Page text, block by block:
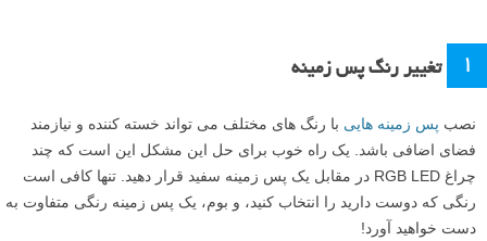
۱ تغییر رنگ پس زمینه
نصب پس زمینه هایی با رنگ های مختلف می تواند خسته کننده و نیازمند
فضای اضافی باشد. یک راه خوب برای حل این مشکل این است که چند
چراغ RGB LED در مقابل یک پس زمینه سفید قرار دهید. تنها کافی است
رنگی که دوست دارید را انتخاب کنید، و بوم، یک پس زمینه رنگی متفاوت به
دست خواهید آورد!